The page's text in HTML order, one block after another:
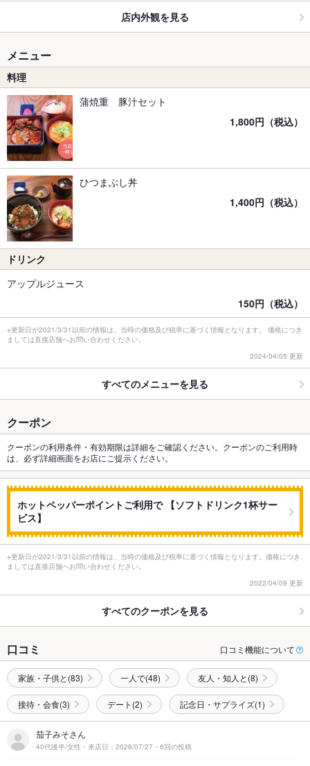
店内外観を見る
メニュー
料理
蒲焼重 豚汁セット
1,800円（税込）
ひつまぶし丼
1,400円（税込）
ドリンク
アップルジュース
150円（税込）
※更新日が2021/3/31以前の情報は、当時の価格及び税率に基づく情報となります。 価格につき
ましては直接店舗へお問い合わせください。
2024/04/05 更新
すべてのメニューを見る
クーポン
クーポンの利用条件・有効期限は詳細をご確認ください。クーポンのご利用時
は、必ず詳細画面をお店にご提示ください。
ホットペッパーポイントご利用で 【ソフトドリンク1杯サー
ビス】
※更新日が2021/3/31以前の情報は、当時の価格及び税率に基づく情報となります。価格につき
ましては直接店舗へお問い合わせください。
2022/04/09 更新
すべてのクーポンを見る
口コミ 口コミ機能について
家族・子供と(83) 一人で(48) 友人・知人と(8)
接待・会食(3) デート(2) 記念日・サプライズ(1)
茄子みそさん
40代後半/女性・来店日：2026/07/27・6回の投稿